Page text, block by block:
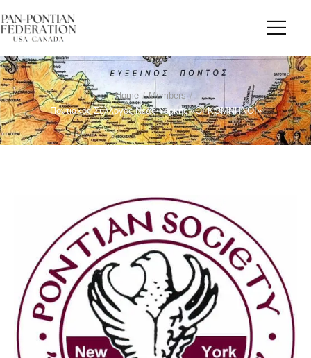
Home / Members /
Ποντιακός Σύλλογος Νέας Υόρκης «ΟΙ ΚΟΜΝΗΝΟΙ»